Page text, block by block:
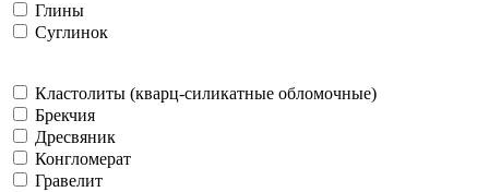
Глины
Суглинок
Кластолиты (кварц-силикатные обломочные)
Брекчия
Дресвяник
Конгломерат
Гравелит